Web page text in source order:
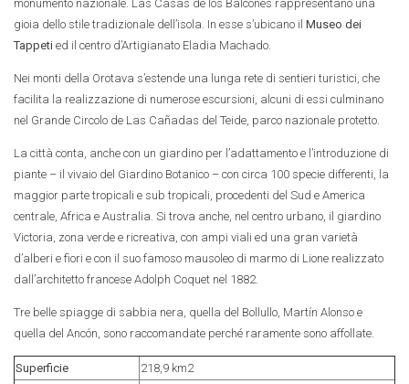
monumento nazionale. Las Casas de los Balcones rappresentano una
gioia dello stile tradizionale dell’isola. In esse s’ubicano il Museo dei
Tappeti ed il centro d’Artigianato Eladia Machado.
Nei monti della Orotava s’estende una lunga rete di sentieri turistici, che
facilita la realizzazione di numerose escursioni, alcuni di essi culminano
nel Grande Circolo de Las Cañadas del Teide, parco nazionale protetto.
La città conta, anche con un giardino per l’adattamento e l’introduzione di
piante – il vivaio del Giardino Botanico – con circa 100 specie differenti, la
maggior parte tropicali e sub tropicali, procedenti del Sud e America
centrale, Africa e Australia. Si trova anche, nel centro urbano, il giardino
Victoria, zona verde e ricreativa, con ampi viali ed una gran varietà
d’alberi e fiori e con il suo famoso mausoleo di marmo di Lione realizzato
dall’architetto francese Adolph Coquet nel 1882.
Tre belle spiagge di sabbia nera, quella del Bollullo, Martín Alonso e
quella del Ancón, sono raccomandate perché raramente sono affollate.
Superficie
218,9 km2